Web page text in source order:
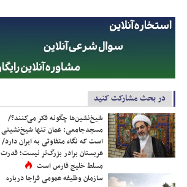
در بحث مشارکت کنید
شیخ‌نشین‌ها چگونه فکر می‌کنند؟/
مسجدجامعی: عمان تنها شیخ‌نشینی
است که نگاه متفاوتی به ایران دارد/
عربستان برادر بزرگ‌تر نیست؛ قدرت
مسلط خلیج فارس است
سازمان وظیفه عمومی فراجا درباره